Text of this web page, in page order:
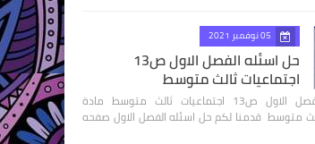
05 نوفمبر 2021
حل اسئله الفصل الاول ص13
اجتماعيات ثالث متوسط
حل اسئله الفصل الاول ص13 اجتماعيات ثالث متوسط مادة
متوسط قدمنا لكم حل اسئله الفصل الاول صفحه